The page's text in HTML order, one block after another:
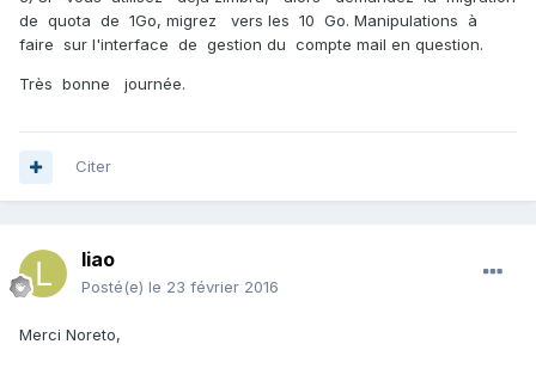
de quota de 1Go, migrez vers les 10 Go. Manipulations à
faire sur l'interface de gestion du compte mail en question.
Très bonne journée.
Citer
liao
Posté(e) le 23 février 2016
Merci Noreto,